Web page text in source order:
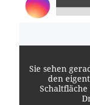
Sie sehen
den